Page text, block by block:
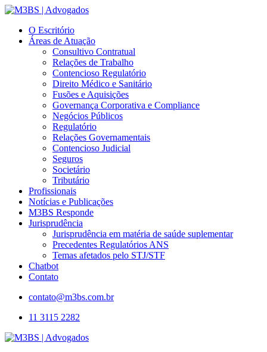
O Escritório
Áreas de Atuação
Consultivo Contratual
Relações de Trabalho
Contencioso Regulatório
Direito Médico e Sanitário
Fusões e Aquisições
Governança Corporativa e Compliance
Negócios Públicos
Regulatório
Relações Governamentais
Contencioso Judicial
Seguros
Societário
Tributário
Profissionais
Notícias e Publicações
M3BS Responde
Jurisprudência
Jurisprudência em matéria de saúde suplementar
Precedentes Regulatórios ANS
Temas afetados pelo STJ/STF
Chatbot
Contato
contato@m3bs.com.br
11 3115 2282